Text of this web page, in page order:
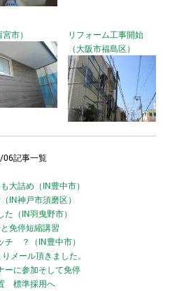
市）
リフォーム工事開始
（大阪市福島区）
06記事一覧
大詰め（IN豊中市）
IN神戸市須磨区）
た（IN羽曳野市）
免停短縮講習
？（IN豊中市）
メール頂きました。
ーに参加そして免停
標準採用へ